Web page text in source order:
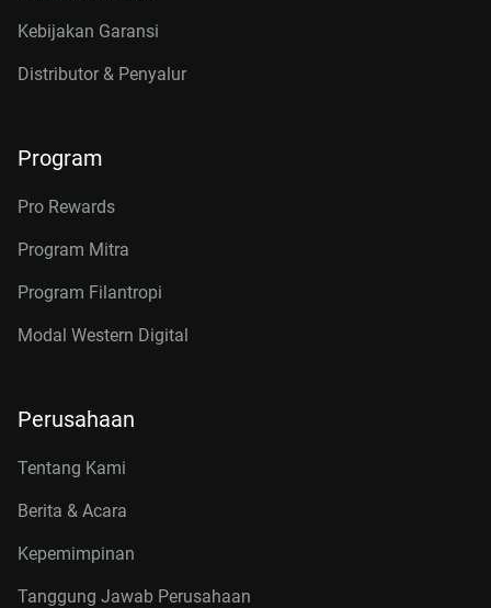
Kebijakan Garansi
Distributor & Penyalur
Program
Pro Rewards
Program Mitra
Program Filantropi
Modal Western Digital
Perusahaan
Tentang Kami
Berita & Acara
Kepemimpinan
Tanggung Jawab Perusahaan